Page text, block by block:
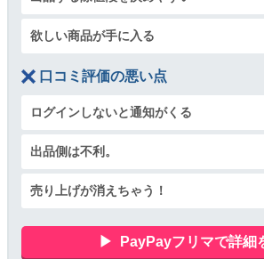
欲しい商品が手に入る
口コミ評価の悪い点
ログインしないと通知がくる
出品側は不利。
売り上げが消えちゃう！
PayPayフリマで詳細